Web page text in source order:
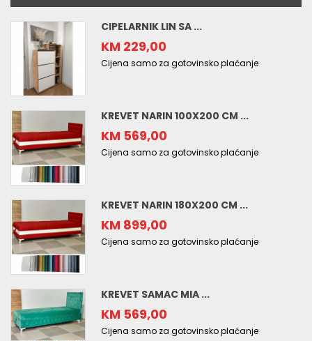
CIPELARNIK LIN SA ...
KM 229,00
Cijena samo za gotovinsko plaćanje
KREVET NARIN 100X200 CM ...
KM 569,00
Cijena samo za gotovinsko plaćanje
KREVET NARIN 180X200 CM ...
KM 899,00
Cijena samo za gotovinsko plaćanje
KREVET SAMAC MIA ...
KM 569,00
Cijena samo za gotovinsko plaćanje